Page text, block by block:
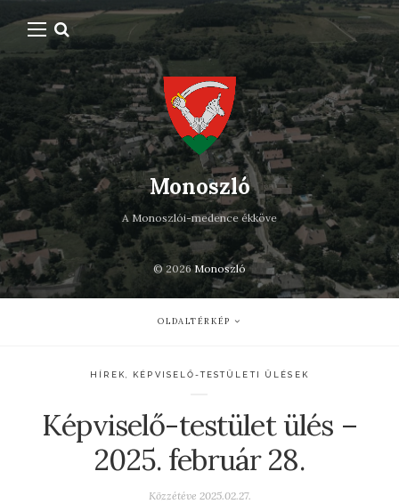
Monoszló
A Monoszlói-medence ékköve
© 2026Monoszló
OLDALTÉRKÉP
HÍREK, KÉPVISELŐ-TESTÜLETI ÜLÉSEK
Képviselő-testület ülés –
2025. február 28.
Közzétéve 2025.02.27.